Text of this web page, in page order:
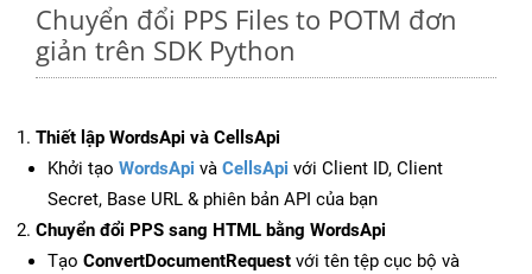
Chuyển đổi PPS Files to POTM đơn
giản trên SDK Python
Thiết lập WordsApi và CellsApi
Khởi tạo WordsApi và CellsApi với Client ID, Client
Secret, Base URL & phiên bản API của bạn
Chuyển đổi PPS sang HTML bằng WordsApi
Tạo ConvertDocumentRequest với tên tệp cục bộ và